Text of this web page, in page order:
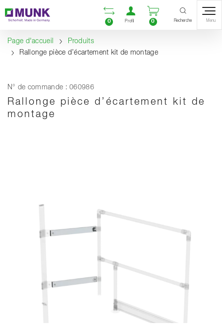
Contenu
Sommaire
Navigation Ouvrir la liste
0
Ouvrir un compte
Profil
Ouvrir le
0 Recherche Menu
Page d'accueil
Produits
Rallonge pièce d’écartement kit de montage
N° de commande : 060986
Rallonge pièce d’écartement kit de
montage